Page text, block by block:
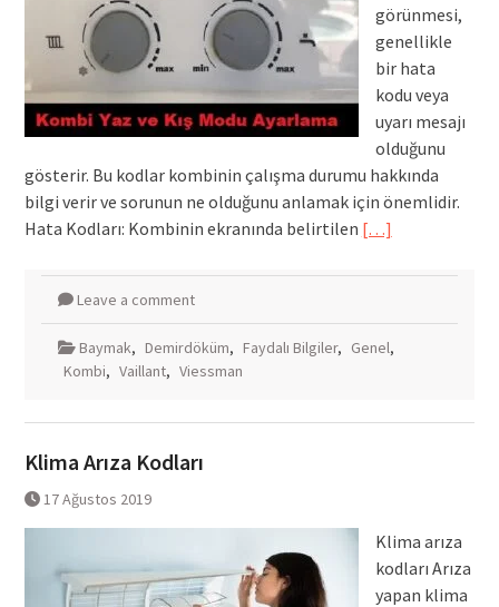
görünmesi,
genellikle
bir hata
kodu veya
uyarı mesajı
olduğunu
gösterir. Bu kodlar kombinin çalışma durumu hakkında
bilgi verir ve sorunun ne olduğunu anlamak için önemlidir.
Hata Kodları: Kombinin ekranında belirtilen […]
Leave a comment
Baymak, Demirdöküm, Faydalı Bilgiler, Genel,
Kombi, Vaillant, Viessman
Klima Arıza Kodları
17 Ağustos 2019
Klima arıza
kodları Arıza
yapan klima